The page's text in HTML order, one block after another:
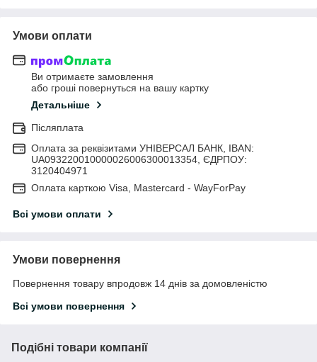
Умови оплати
Ви отримаєте замовлення
або гроші повернуться на вашу картку
Детальніше
Післяплата
Оплата за реквізитами УНІВЕРСАЛ БАНК, IBAN:
UA093220010000026006300013354, ЄДРПОУ:
3120404971
Оплата карткою Visa, Mastercard - WayForPay
Всі умови оплати
Умови повернення
Повернення товару впродовж 14 днів за домовленістю
Всі умови повернення
Подібні товари компанії